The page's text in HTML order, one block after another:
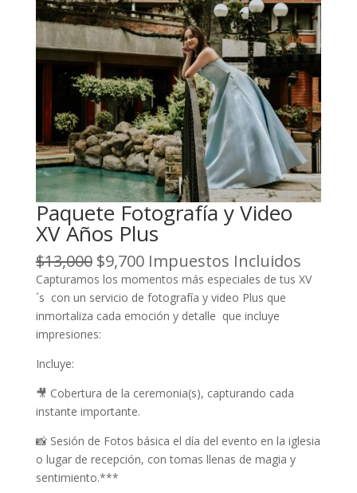
Paquete Fotografía y Video
XV Años Plus
$13,000 O
r
i
g
i
l
p
i
c
e
$9,700C
u
r
r
p
c
e
Impuestos Incluidos
Capturamos los momentos más especiales de tus XV
´s con un servicio de fotografía y video Plus que
inmortaliza cada emoción y detalle que incluye
impresiones:
Incluye:
🎥 Cobertura de la ceremonia(s), capturando cada
instante importante.
📸 Sesión de Fotos básica el día del evento en la iglesia
o lugar de recepción, con tomas llenas de magia y
sentimiento.***